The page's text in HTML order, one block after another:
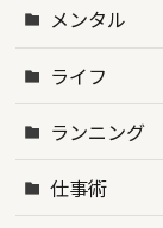
メンタル
ライフ
ランニング
仕事術